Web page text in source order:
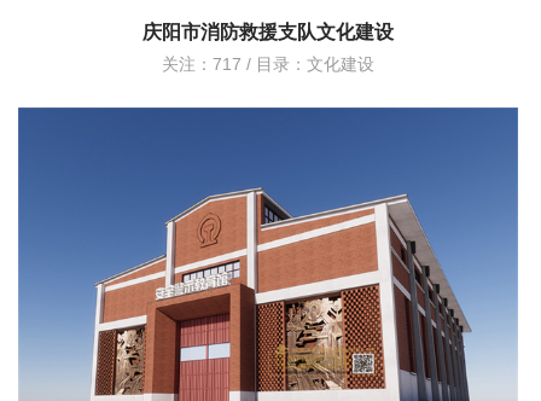
庆阳市消防救援支队文化建设
关注：717 / 目录： 文化建设